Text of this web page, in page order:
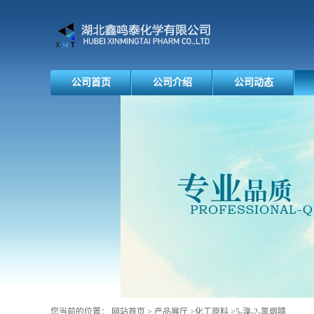
公司首页 公司介绍 公司动态
您当前的位置： 网站首页 > 产品展厅 >化工原料 >5-溴-2-氯烟腈